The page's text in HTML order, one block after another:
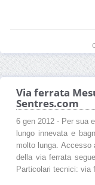
Via ferrata
Sentres.com
6 gen 2012 - Per sua
lungo innevata e
molto lunga. Accesso
della via ferrata
Particolari tecnici: via